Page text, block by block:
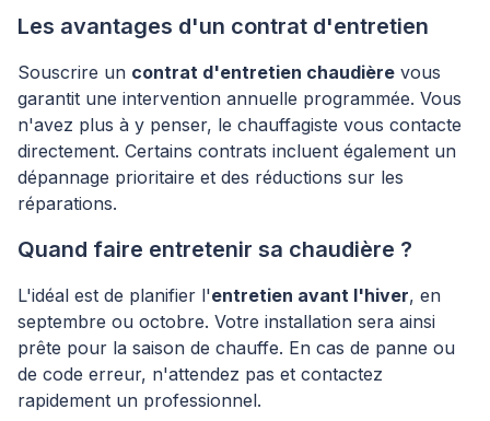
Les avantages d'un contrat d'entretien
Souscrire un contrat d'entretien chaudière vous
garantit une intervention annuelle programmée. Vous
n'avez plus à y penser, le chauffagiste vous contacte
directement. Certains contrats incluent également un
dépannage prioritaire et des réductions sur les
réparations.
Quand faire entretenir sa chaudière ?
L'idéal est de planifier l'entretien avant l'hiver, en
septembre ou octobre. Votre installation sera ainsi
prête pour la saison de chauffe. En cas de panne ou
de code erreur, n'attendez pas et contactez
rapidement un professionnel.